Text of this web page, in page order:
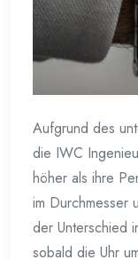
Aufgrund des
die IWC
höher als ihre
im Durchmesser
der Unterschied
sobald die Uhr